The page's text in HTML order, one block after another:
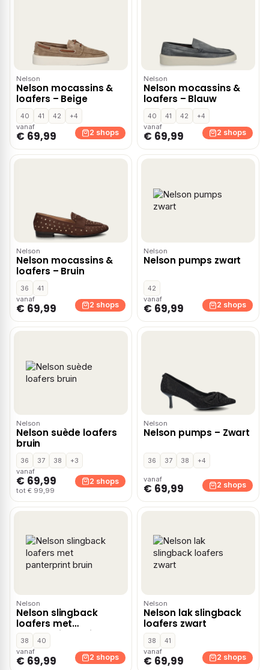
Nelson
Nelson mocassins &
loafers – Beige
40 41 42
+4
vanaf
€ 69,99 2 shops
Nelson
Nelson mocassins &
loafers – Blauw
40 41 42
+4
vanaf
€ 69,99 2 shops
Nelson
Nelson mocassins &
loafers – Bruin
36
41
vanaf
€ 69,99 2 shops
Nelson
Nelson pumps zwart
42
vanaf
€ 69,99 2 shops
Nelson
Nelson suède loafers
bruin
36 37 38
+3
vanaf
€ 69,99
tot € 99,99
2 shops
Nelson
Nelson pumps – Zwart
36 37 38 +4
vanaf
€ 69,99 2 shops
Nelson
Nelson slingback
loafers met
panterprint bruin
38
40
vanaf
€ 69,99 2 shops
Nelson
Nelson lak slingback
loafers zwart
38
41
vanaf
€ 69,99 2 shops